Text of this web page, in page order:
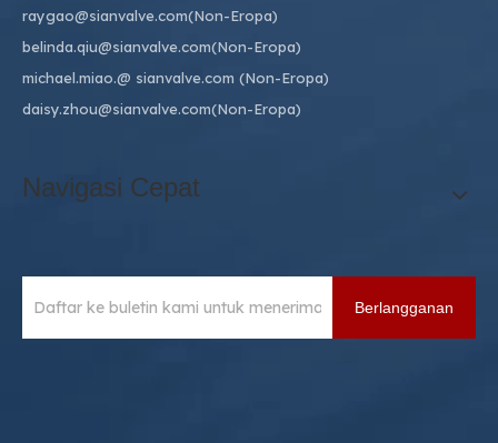
raygao@sianvalve.com(Non-Eropa)
belinda.qiu@sianvalve.com(Non-Eropa)
michael.miao.@ sianvalve.com (Non-Eropa)
daisy.zhou@sianvalve.com(Non-Eropa)
Navigasi Cepat
Berlangganan